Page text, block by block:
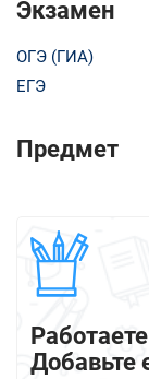
Экзамен
ОГЭ (ГИА)
ЕГЭ
Предмет
Добавьте